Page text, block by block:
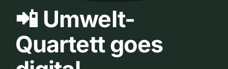
📲 Umwelt-
Quartett goes